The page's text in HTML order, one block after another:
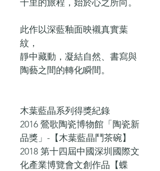
千里的旅程，始於心之所向。
此作以深藍釉面映襯真實葉
紋，
靜中藏動，凝結自然、書寫與
陶藝之間的轉化瞬間。
木葉藍晶系列得獎紀錄
2016 鶯歌陶瓷博物館「陶瓷新
品獎」-【木葉藍晶鬥茶碗】
2018 第十四屆中國深圳國際文
化產業博覽會文創作品【蝶